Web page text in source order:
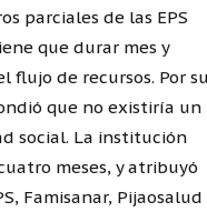
parciales de las EPS
que durar mes y
flujo de recursos. Por
que no existiría un
social. La institución
meses, y atribuyó
Famisanar, Pijaosalud